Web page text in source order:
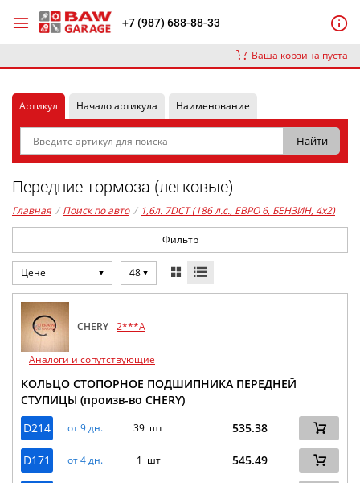
+7 (987) 688-88-33
Ваша корзина пуста
Артикул Начало артикула Наименование
Передние тормоза (легковые)
Главная / Поиск по авто / 1,6л. 7DCT (186 л.с., ЕВРО 6, БЕНЗИН, 4x2)
Фильтр
Цене 48
CHERY 2***A
Аналоги и сопутствующие
КОЛЬЦО СТОПОРНОЕ ПОДШИПНИКА ПЕРЕДНЕЙ
СТУПИЦЫ (произв-во CHERY)
D214
от 9 дн. 39 шт 535.38
D171 от 4 дн. 1 шт 545.49